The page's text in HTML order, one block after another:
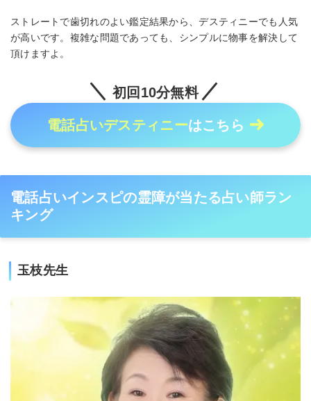
ストレートで歯切れのよい鑑定結果から、デスティニーでも人気
が高いです。複雑な問題であっても、シンプルに物事を解決して
頂けますよ。
初回10分無料
電話占いデスティニーはこちら
電話占いインスピの霊障が当たる占い師ラン
キング
玉枝先生